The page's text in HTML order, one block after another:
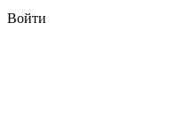
Войти